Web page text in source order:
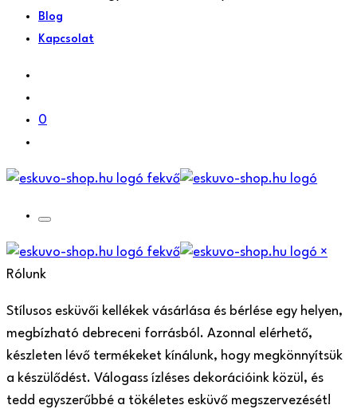
Blog
Kapcsolat
0
×
Rólunk
Stílusos esküvői kellékek vásárlása és bérlése egy helyen,
megbízható debreceni forrásból. Azonnal elérhető,
készleten lévő termékeket kínálunk, hogy megkönnyítsük
a készülődést. Válogass ízléses dekorációink közül, és
tedd egyszerűbbé a tökéletes esküvő megszervezését!